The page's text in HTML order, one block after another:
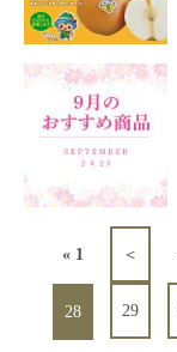
« 1 ＜
28 29